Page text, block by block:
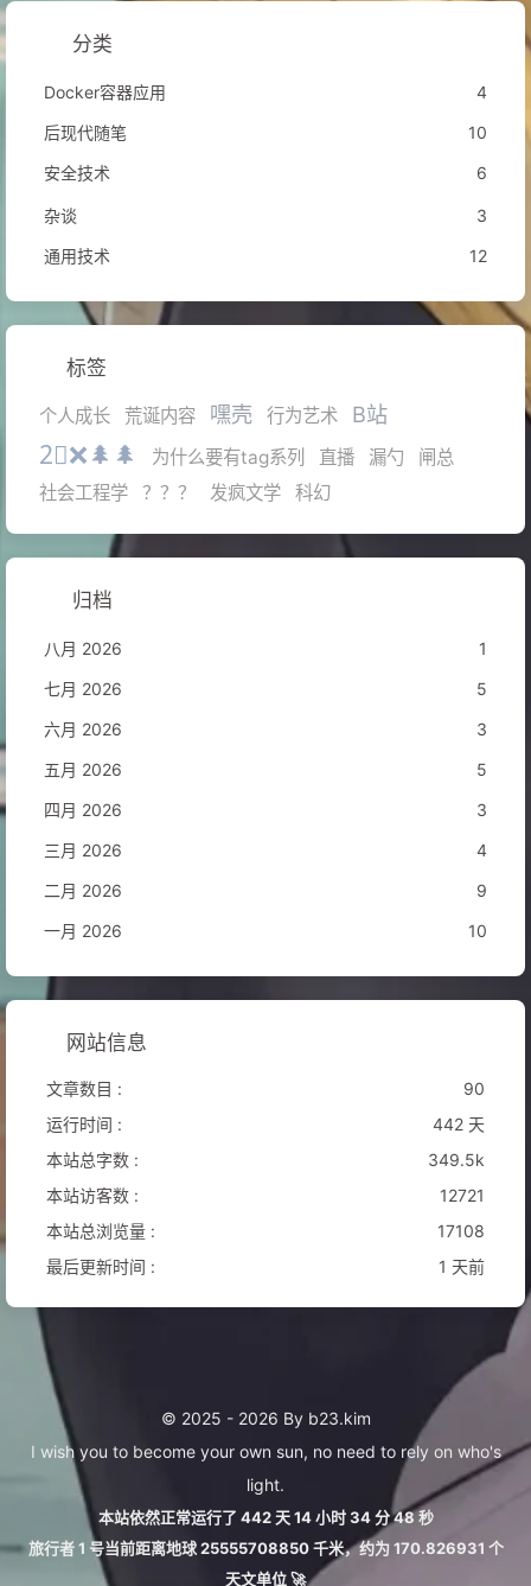
分类
Docker容器应用
4
后现代随笔
10
安全技术
6
杂谈
3
通用技术
12
标签
个人成长 荒诞内容 嘿壳 行为艺术 B站
2⃣❌🌲🌲 为什么要有tag系列 直播 漏勺
闸总
社会工程学
？？？ 发疯文学 科幻
归档
八月 2026
1
七月 2026
5
六月 2026
3
五月 2026
5
四月 2026
3
三月 2026
4
二月 2026
9
一月 2026
10
网站信息
文章数目 :
90
运行时间 :
442 天
本站总字数 :
349.5k
本站访客数 :
12721
本站总浏览量 :
17108
最后更新时间 :
1 天前
© 2025 - 2026 By b23.kim
I wish you to become your own sun, no need to rely on who's
light.
本站依然正常运行了 442 天 14 小时 34 分 48 秒
旅行者 1 号当前距离地球 25555708850 千米，约为 170.826931 个
天文单位 🚀